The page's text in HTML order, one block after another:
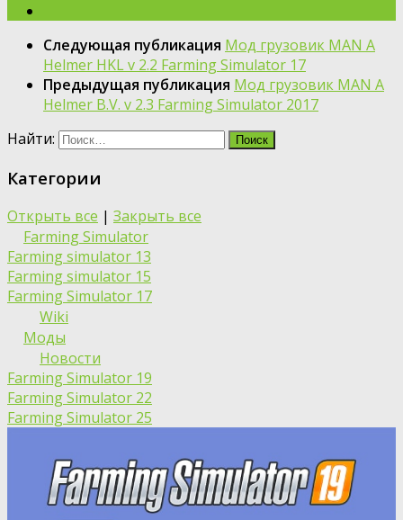
Следующая публикация Мод грузовик MAN A
Helmer HKL v 2.2 Farming Simulator 17
Предыдущая публикация Мод грузовик MAN A
Helmer B.V. v 2.3 Farming Simulator 2017
Найти:
Категории
Открыть все | Закрыть все
Farming Simulator
Farming simulator 13
Farming simulator 15
Farming Simulator 17
Wiki
Моды
Новости
Farming Simulator 19
Farming Simulator 22
Farming Simulator 25